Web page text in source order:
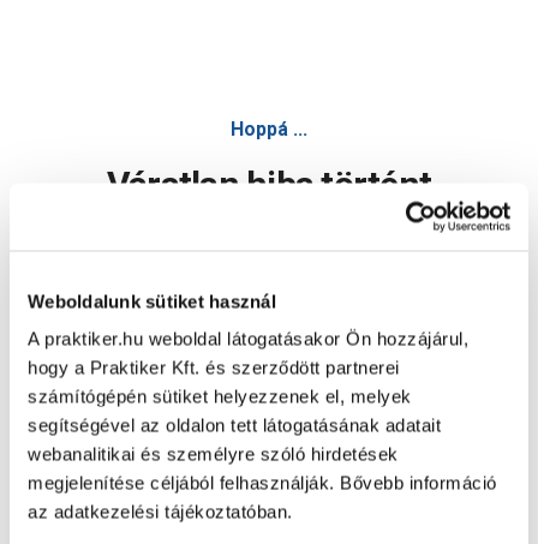
Weboldalunk sütiket használ
A praktiker.hu weboldal látogatásakor Ön hozzájárul,
hogy a Praktiker Kft. és szerződött partnerei
számítógépén sütiket helyezzenek el, melyek
segítségével az oldalon tett látogatásának adatait
webanalitikai és személyre szóló hirdetések
megjelenítése céljából felhasználják. Bővebb információ
az adatkezelési tájékoztatóban.
Hoppá ...
Váratlan hiba történt
Oldal újratöltése